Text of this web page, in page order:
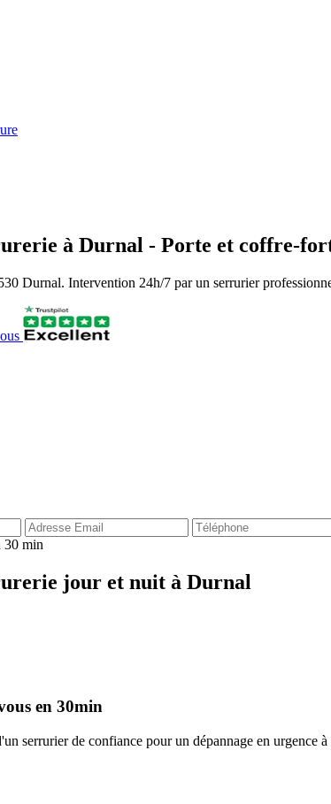
à Durnal - Porte et coffre-
Durnal. Intervention 24h/7 par un serrurier
30 min
jour et nuit à Durnal
en 30min
serrurier de confiance pour un dépannage en